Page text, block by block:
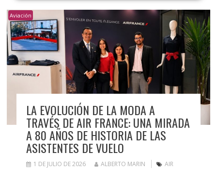
Aviación
LA EVOLUCIÓN DE LA MODA A
TRAVÉS DE AIR FRANCE: UNA MIRADA
A 80 AÑOS DE HISTORIA DE LAS
ASISTENTES DE VUELO
1 DE JULIO DE 2026 ALBERTO MARIN
AIR